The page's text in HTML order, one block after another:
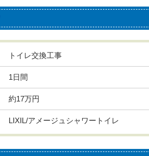
トイレ交換工事
1日間
約17万円
LIXIL/アメージュシャワートイレ